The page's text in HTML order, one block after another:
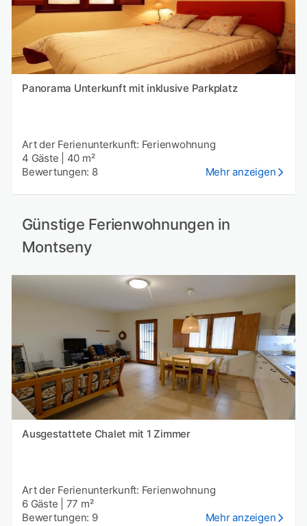
Panorama Unterkunft mit inklusive Parkplatz
Art der Ferienunterkunft: Ferienwohnung
4 Gäste
40 m²
Bewertungen: 8
Mehr anzeigen
Günstige Ferienwohnungen in
Montseny
Ausgestattete Chalet mit 1 Zimmer
Art der Ferienunterkunft: Ferienwohnung
6 Gäste
77 m²
Bewertungen: 9
Mehr anzeigen